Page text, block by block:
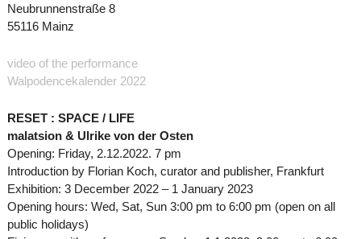
Neubrunnenstraße 8
55116 Mainz
video of the performance
Walpodencekalender 2022
RESET : SPACE / LIFE
malatsion & Ulrike von der Osten
Opening: Friday, 2.12.2022. 7 pm
Introduction by Florian Koch, curator and publisher, Frankfurt
Exhibition: 3 December 2022 – 1 January 2023
Opening hours: Wed, Sat, Sun 3:00 pm to 6:00 pm (open on all
public holidays)